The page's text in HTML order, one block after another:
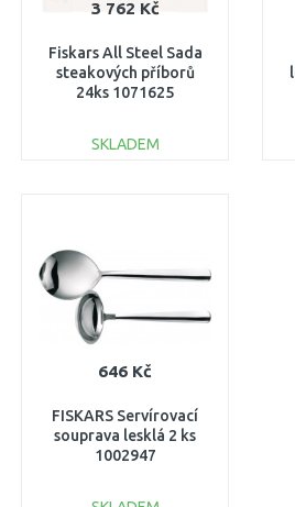
3 762 Kč
Fiskars All Steel Sada
steakových příborů
24ks 1071625
SKLADEM
646 Kč
FISKARS Servírovací
souprava lesklá 2 ks
1002947